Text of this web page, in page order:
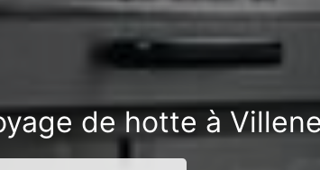
de hotte à